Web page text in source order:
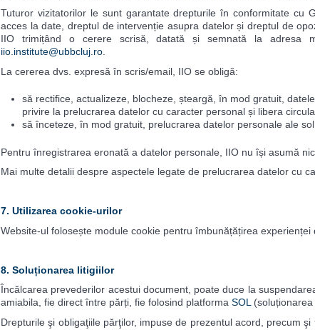
Tuturor vizitatorilor le sunt garantate drepturile în conformitate cu
acces la date, dreptul de intervenție asupra datelor și dreptul de
IIO trimițând o cerere scrisă, datată și semnată la adresa
iio.institute@ubbcluj.ro.
La cererea dvs. expresă în scris/email, IIO se obligă:
să rectifice, actualizeze, blocheze, șteargă, în mod gratuit,
privire la prelucrarea datelor cu caracter personal și libera
să înceteze, în mod gratuit, prelucrarea datelor personale ale
Pentru înregistrarea eronată a datelor personale, IIO nu își asumă
Mai multe detalii despre aspectele legate de prelucrarea datelor cu
7. Utilizarea cookie-urilor
Website-ul folosește module cookie pentru îmbunățățirea
8. Soluționarea litigiilor
Încălcarea prevederilor acestui document, poate duce la
amiabila, fie direct între părți, fie folosind platforma SOL(soluționarea
Drepturile şi obligaţiile părţilor, impuse de prezentul acord, precum